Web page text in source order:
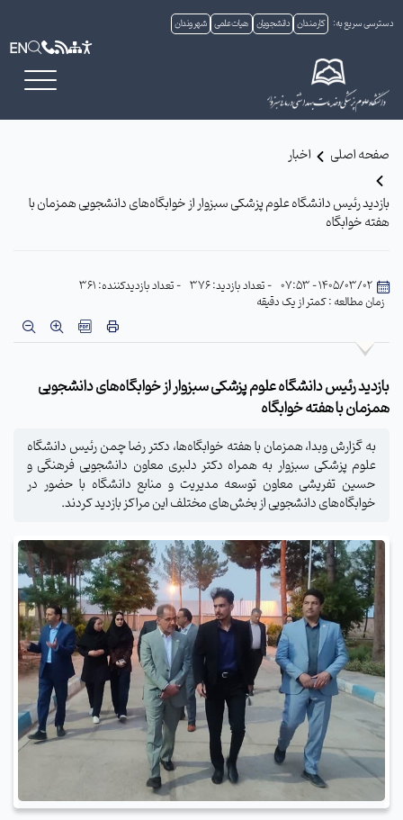
دسترسی سریع به: کارمندان دانشجویان هیات علمی شهروندان
EN
صفحه اصلی اخبار
بازدید رئیس دانشگاه علوم پزشکی سبزوار از خوابگاه‌های دانشجویی همزمان با
هفته خوابگاه
1405/03/02 - 07:53 - تعداد بازدید: 376
- تعداد بازدیدکننده: 361
زمان مطالعه : کمتر از یک دقیقه
بازدید رئیس دانشگاه علوم پزشکی سبزوار از خوابگاه‌های دانشجویی
همزمان با هفته خوابگاه
به گزارش وبدا، همزمان با هفته خوابگاه‌ها، دکتر رضا چمن رئیس دانشگاه
علوم پزشکی سبزوار به همراه دکتر دلبری معاون دانشجویی فرهنگی و
حسین تفریشی معاون توسعه مدیریت و منابع دانشگاه با حضور در
خوابگاه‌های دانشجویی از بخش‌های مختلف این مراکز بازدید کردند.